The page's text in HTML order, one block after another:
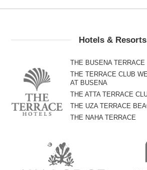
Hotels & Resorts
THE BUSENA TERRACE
THE TERRACE CLUB
AT BUSENA
THE ATTA TERRACE
THE UZA TERRACE
THE NAHA TERRACE